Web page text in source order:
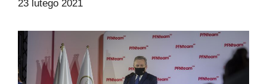
23 lutego 2021